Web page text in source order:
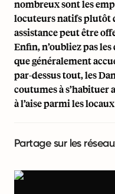
nombreux sont les
locuteurs natifs plutôt
assistance peut être
Enfin, n’oubliez pas
que généralement
par-dessus tout, les
coutumes à s’habituer
à l’aise parmi les
Partage sur les